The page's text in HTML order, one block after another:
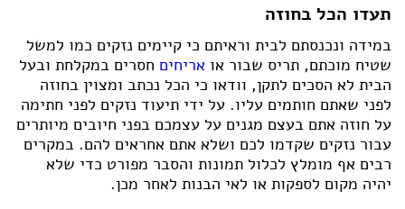
תעדו הכל בחוזה
במידה ונכנסתם לבית וראיתם כי קיימים נזקים כמו למשל
שטיח מוכתם, תריס שבור או אריחים חסרים במקלחת ובעל
הבית לא הסכים לתקן, וודאו כי הכל נכתב ומצוין בחוזה
לפני שאתם חותמים עליו. על ידי תיעוד נזקים לפני חתימה
על חוזה אתם בעצם מגנים על עצמכם בפני חיובים מיותרים
עבור נזקים שקדמו לכם ושלא אתם אחראים להם. במקרים
רבים אף מומלץ לכלול תמונות והסבר מפורט כדי שלא
יהיה מקום לספקות או לאי הבנות לאחר מכן.